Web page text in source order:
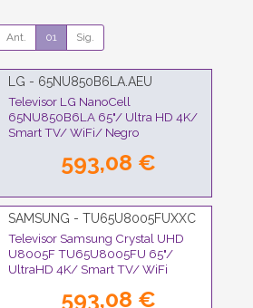
Ant. 01 Sig.
LG - 65NU850B6LA.AEU
Televisor LG NanoCell
65NU850B6LA 65"/ Ultra HD 4K/
Smart TV/ WiFi/ Negro
593,08 €
SAMSUNG - TU65U8005FUXXC
Televisor Samsung Crystal UHD
U8005F TU65U8005FU 65"/
UltraHD 4K/ Smart TV/ WiFi
593,08 €